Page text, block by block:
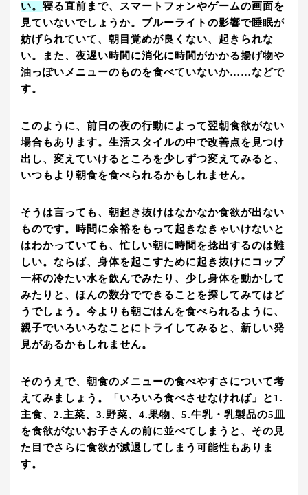
い。 寝る直前まで、スマートフォンやゲームの画面を
見ていないでしょうか。ブルーライトの影響で睡眠が
妨げられていて、朝目覚めが良くない、起きられな
い。また、夜遅い時間に消化に時間がかかる揚げ物や
油っぽいメニューのものを食べていないか……などで
す。
このように、前日の夜の行動によって翌朝食欲がない
場合もあります。生活スタイルの中で改善点を見つけ
出し、変えていけるところを少しずつ変えてみると、
いつもより朝食を食べられるかもしれません。
そうは言っても、朝起き抜けはなかなか食欲が出ない
ものです。時間に余裕をもって起きなきゃいけないと
はわかっていても、忙しい朝に時間を捻出するのは難
しい。ならば、身体を起こすために起き抜けにコップ
一杯の冷たい水を飲んでみたり、少し身体を動かして
みたりと、ほんの数分でできることを探してみてはど
うでしょう。今よりも朝ごはんを食べられるように、
親子でいろいろなことにトライしてみると、新しい発
見があるかもしれません。
そのうえで、朝食のメニューの食べやすさについて考
えてみましょう。「いろいろ食べさせなければ」と1.
主食、2.主菜、3.野菜、4.果物、5.牛乳・乳製品の5皿
を食欲がないお子さんの前に並べてしまうと、その見
た目でさらに食欲が減退してしまう可能性もありま
す。